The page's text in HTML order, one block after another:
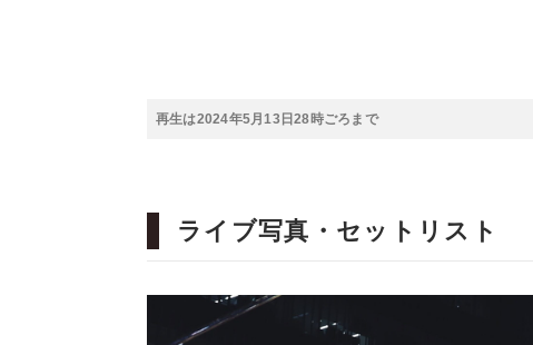
再生は2024年5月13日28時ごろまで
ライブ写真・セットリスト